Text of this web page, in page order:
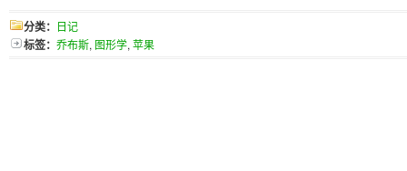
分类： 日记
标签： 乔布斯, 图形学, 苹果